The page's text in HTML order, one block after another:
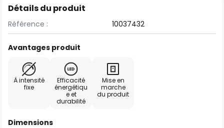
Détails du produit
Référence : 10037432
Avantages produit
À intensité
fixe
Efficacité
énergétiqu
e et
durabilité
Mise en
marche
du produit
Dimensions